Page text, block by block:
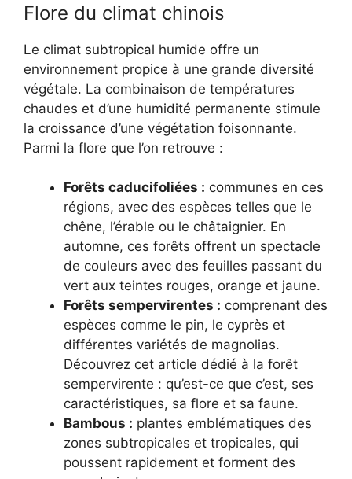
Flore du climat chinois
Le climat subtropical humide offre un
environnement propice à une grande diversité
végétale. La combinaison de températures
chaudes et d’une humidité permanente stimule
la croissance d’une végétation foisonnante.
Parmi la flore que l’on retrouve :
Forêts caducifoliées : communes en ces
régions, avec des espèces telles que le
chêne, l’érable ou le châtaignier. En
automne, ces forêts offrent un spectacle
de couleurs avec des feuilles passant du
vert aux teintes rouges, orange et jaune.
Forêts sempervirentes : comprenant des
espèces comme le pin, le cyprès et
différentes variétés de magnolias.
Découvrez cet article dédié à la forêt
sempervirente : qu’est-ce que c’est, ses
caractéristiques, sa flore et sa faune.
Bambous : plantes emblématiques des
zones subtropicales et tropicales, qui
poussent rapidement et forment des